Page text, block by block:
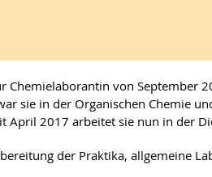
Chemielaborantin von September
sie in der Organischen Chemie
April 2017 arbeitet sie nun in der
der Praktika, allgemeine